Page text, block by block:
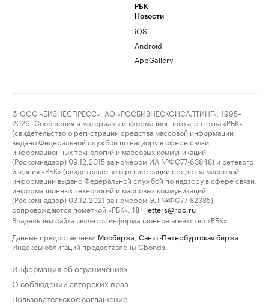
РБК
Новости
iOS
Android
AppGallery
© ООО «БИЗНЕСПРЕСС», АО «РОСБИЗНЕСКОНСАЛТИНГ», 1995–
2026. Сообщения и материалы информационного агентства «РБК»
(свидетельство о регистрации средства массовой информации
выдано Федеральной службой по надзору в сфере связи,
информационных технологий и массовых коммуникаций
(Роскомнадзор) 09.12.2015 за номером ИА №ФС77-63848) и сетевого
издания «РБК» (свидетельство о регистрации средства массовой
информации выдано Федеральной службой по надзору в сфере связи,
информационных технологий и массовых коммуникаций
(Роскомнадзор) 03.12.2021 за номером ЭЛ №ФС77-82385)
сопровождаются пометкой «РБК».
18+ letters@rbc.ru
Владельцем сайта является информационное агентство «РБК».
Данные предоставлены: Мосбиржа Санкт-Петербургская биржа
Индексы облигаций предоставлены Cbonds.
Информация об ограничениях
О соблюдении авторских прав
Пользовательское соглашение